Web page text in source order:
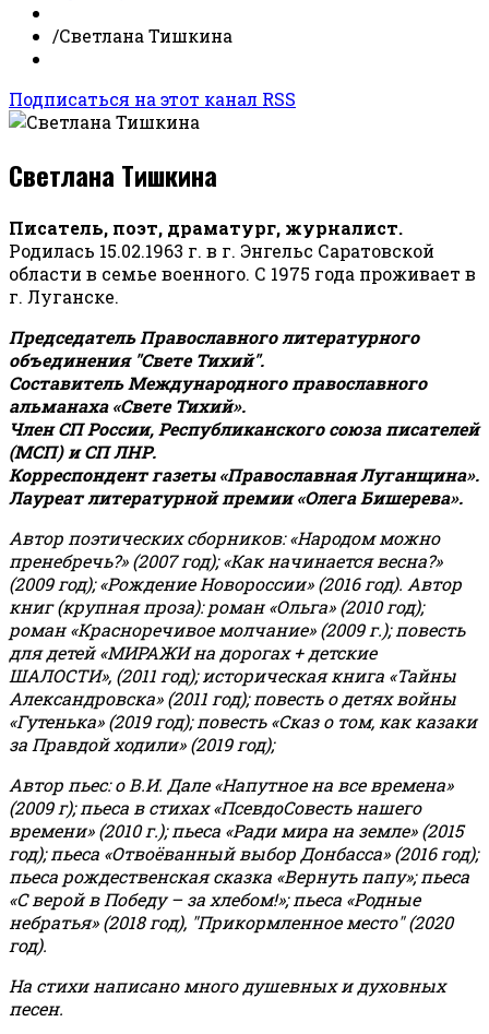
/Светлана Тишкина
Подписаться на этот канал RSS
Светлана Тишкина
Писатель, поэт, драматург, журналист.
Родилась 15.02.1963 г. в г. Энгельс Саратовской
области в семье военного. С 1975 года проживает в
г. Луганске.
Председатель Православного литературного
объединения "Свете Тихий".
Составитель Международного православного
альманаха «Свете Тихий».
Член СП России, Республиканского союза писателей
(МСП) и СП ЛНР.
Корреспондент газеты «Православная Луганщина».
Лауреат литературной премии «Олега Бишерева».
Автор поэтических сборников: «Народом можно
пренебречь?» (2007 год); «Как начинается весна?»
(2009 год); «Рождение Новороссии» (2016 год). Автор
книг (крупная проза): роман «Ольга» (2010 год);
роман «Красноречивое молчание» (2009 г.); повесть
для детей «МИРАЖИ на дорогах + детские
ШАЛОСТИ», (2011 год); историческая книга «Тайны
Александровска» (2011 год); повесть о детях войны
«Гутенька» (2019 год); повесть «Сказ о том, как казаки
за Правдой ходили» (2019 год);
Автор пьес: о В.И. Дале «Напутное на все времена»
(2009 г); пьеса в стихах «ПсевдоСовесть нашего
времени» (2010 г.); пьеса «Ради мира на земле» (2015
год); пьеса «Отвоёванный выбор Донбасса» (2016 год);
пьеса рождественская сказка «Вернуть папу»; пьеса
«С верой в Победу – за хлебом!»;пьеса «Родные
небратья» (2018 год), "Прикормленное место" (2020
год).
На стихи написано много душевных и духовных
песен.